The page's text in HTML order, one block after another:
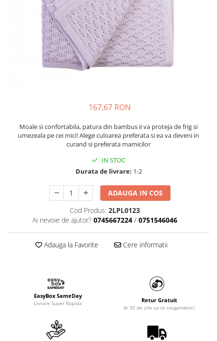
Suzete Silicon
Try It Bibs Denmark
167,67 RON
Moale si confortabila, patura din bambus ii va proteja de frig si
umezeala pe cei mici! Alege culoarea preferata si ea va deveni in
curand si preferata mamicilor
IN STOC
Durata de livrare: 1-2
ADAUGA IN COS
Cod Produs: 2LPL0123
Ai nevoie de ajutor? 0745667224 / 0751546046
Adauga la Favorite Cere informatii
EasyBox SameDay
Livrare Super Rapida Retur Gratuit
Ai 30 de zile sa te razgandesti!